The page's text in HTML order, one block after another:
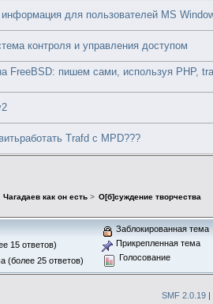
информация для пользователей MS
контроля и управления доступом
FreeBSD: пишем сами, используя PHP,
Trafd с MPD???
Чагадаев как он есть > О[б]суждение творчества
15 ответов)
(более 25 ответов)
Заблокированная тема
Прикрепленная тема
Голосование
SMF 2.0.19 |